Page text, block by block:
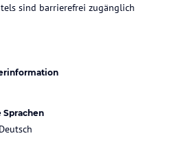
sind barrierefrei zugänglich
Sprachen